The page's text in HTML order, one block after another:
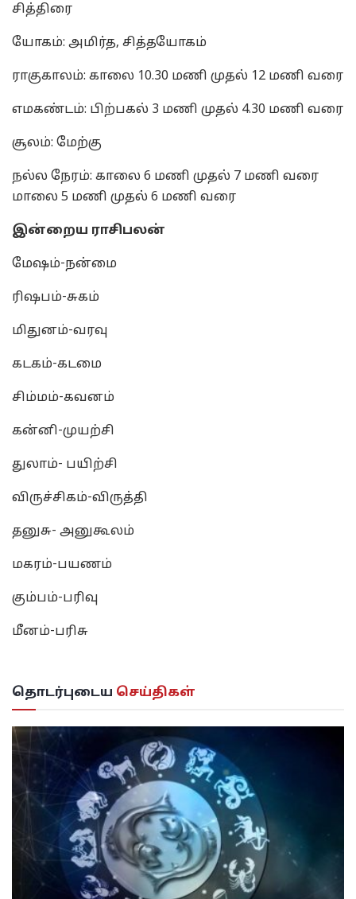
சித்திரை
யோகம்: அமிர்த, சித்தயோகம்
ராகுகாலம்: காலை 10.30 மணி முதல் 12 மணி வரை
எமகண்டம்: பிற்பகல் 3 மணி முதல் 4.30 மணி வரை
சூலம்: மேற்கு
நல்ல நேரம்: காலை 6 மணி முதல் 7 மணி வரை
மாலை 5 மணி முதல் 6 மணி வரை
இன்றைய ராசிபலன்
மேஷம்-நன்மை
ரிஷபம்-சுகம்
மிதுனம்-வரவு
கடகம்-கடமை
சிம்மம்-கவனம்
கன்னி-முயற்சி
துலாம்- பயிற்சி
விருச்சிகம்-விருத்தி
தனுசு- அனுகூலம்
மகரம்-பயணம்
கும்பம்-பரிவு
மீனம்-பரிசு
தொடர்புடைய செய்திகள்